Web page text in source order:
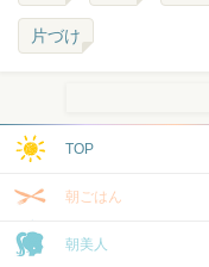
片づけ
TOP
朝ごはん
朝美人